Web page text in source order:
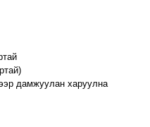
дамжуулан харуулна